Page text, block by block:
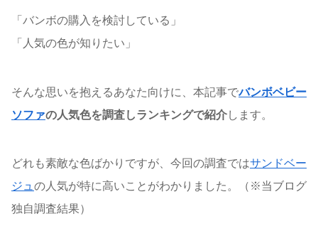
「バンボの購入を検討している」
「人気の色が知りたい」
そんな思いを抱えるあなた向けに、本記事でバンボベビー
ソファの人気色を調査しランキングで紹介します。
どれも素敵な色ばかりですが、今回の調査ではサンドベー
ジュの人気が特に高いことがわかりました。（※当ブログ
独自調査結果）